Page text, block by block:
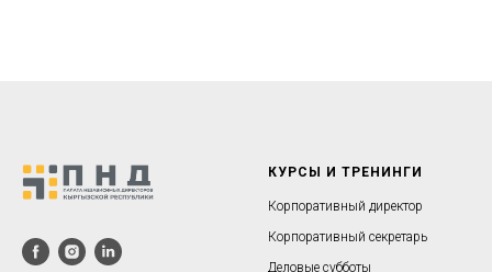
КУРСЫ И ТРЕНИНГИ
Корпоративный директор
Корпоративный секретарь
Деловые субботы